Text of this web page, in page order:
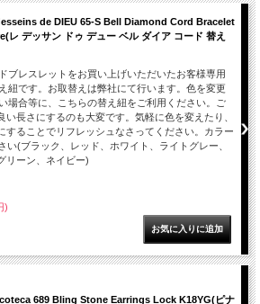
de DIEU 65-S Bell Diamond Cord Bracelet
レ デッサン ドゥ デュー ベル ダイア コード 替え
ブレスレットをお買い上げいただいたお客様専用
紐です。お取替えは弊社にて行います。色を変更
場合等に、こちらの替え紐をご利用ください。ご
い長さにするのも大変です。気軽に色を変えたり、
することでリフレッシュなさってください。カラー
い(ブラック、レッド、ホワイト、ライトグレー、
リーン、ネイビー)
)
689 Bling Stone Earrings Lock K18YG(ピナ